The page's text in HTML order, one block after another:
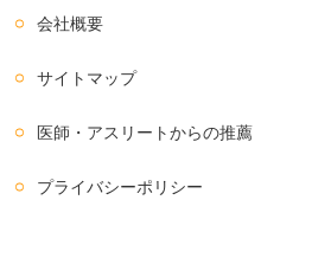
会社概要
サイトマップ
医師・アスリートからの推薦
プライバシーポリシー